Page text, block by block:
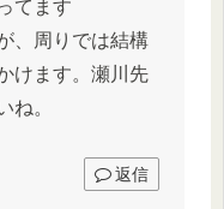
てます
、周りでは結構
けます。瀬川先
ね。
返信